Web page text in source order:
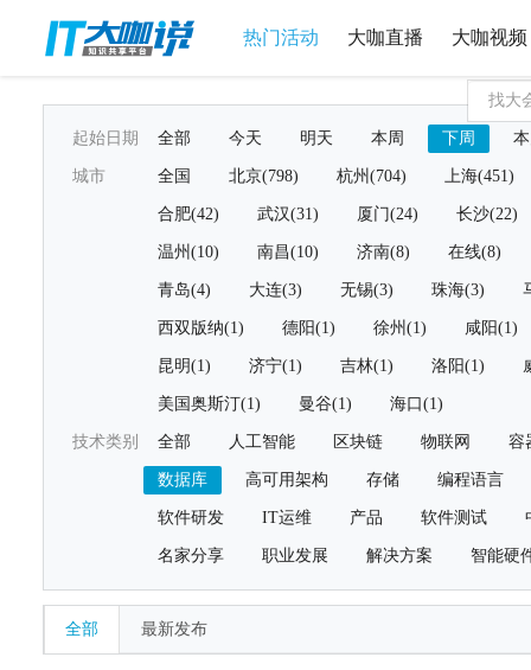
热门活动 大咖直播 大咖视频
起始日期 全部 今天 明天 本周 下周
城市 全国 北京(798) 杭州(704) 上海(451)
合肥(42) 武汉(31) 厦门(24) 长沙(22)
温州(10) 南昌(10) 济南(8) 在线(8)
青岛(4) 大连(3) 无锡(3) 珠海(3)
西双版纳(1) 德阳(1) 徐州(1) 咸阳(1)
昆明(1) 济宁(1) 吉林(1) 洛阳(1)
美国奥斯汀(1) 曼谷(1) 海口(1)
技术类别 全部 人工智能 区块链 物联网 容
数据库 高可用架构 存储 编程语言
软件研发 IT运维 产品 软件测试
名家分享 职业发展 解决方案 智能硬
全部 最新发布